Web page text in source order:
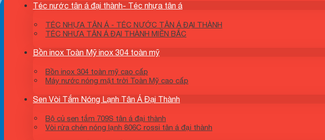
Téc nước tân á đại thành- Téc nhựa tân á
TÉC NHỰA TÂN Á - TÉC NƯỚC TÂN Á ĐẠI THÀNH
TÉC NHƯA TÂN Á ĐẠI THÀNH MIỀN BẮC
Bồn inox Toàn Mỹ inox 304 toàn mỹ
Bồn inox 304 toàn mỹ cao cấp
Máy nước nóng mặt trời Toàn Mỹ cao cấp
Sen Vòi Tắm Nóng Lạnh Tân Á Đại Thành
Bộ củ sen tắm 709S tân á đại thành
Vòi rửa chén nóng lạnh 806C rossi tân á đại thành